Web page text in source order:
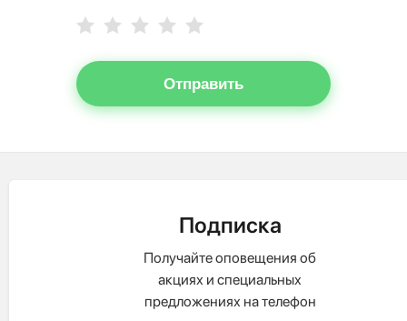
Отправить
Подписка
Получайте оповещения об
акциях и специальных
предложениях на телефон